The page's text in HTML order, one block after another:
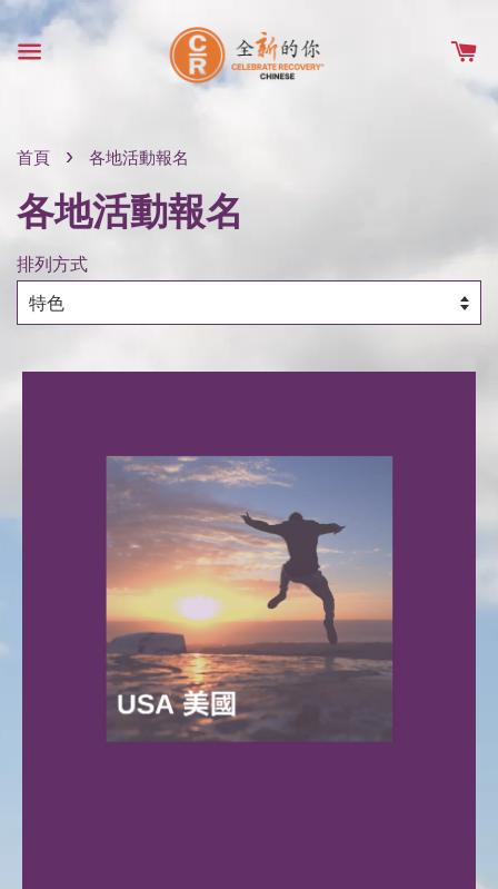
首頁 › 各地活動報名
各地活動報名
排列方式